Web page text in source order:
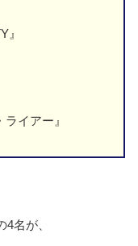
』
イアー』
4名が、